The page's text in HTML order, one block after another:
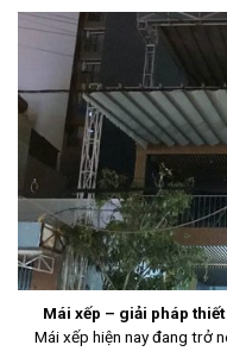
Mái xếp – giải pháp
Mái xếp hiện nay đang trở